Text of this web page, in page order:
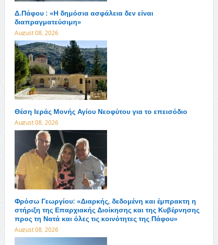
Δ.Πάφου : «Η δημόσια ασφάλεια δεν είναι
διαπραγματεύσιμη»
August 08, 2026
Θέση Ιεράς Μονής Αγίου Νεοφύτου για το επεισόδιο
August 08, 2026
Φρόσω Γεωργίου: «Διαρκής, δεδομένη και έμπρακτη η
στήριξη της Επαρχιακής Διοίκησης και της Κυβέρνησης
προς τη Νατά και όλες τις κοινότητες της Πάφου»
August 08, 2026